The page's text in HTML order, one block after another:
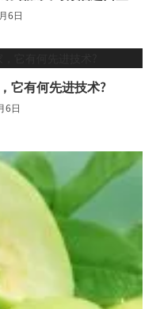
6日
它有何先进技术?
6日